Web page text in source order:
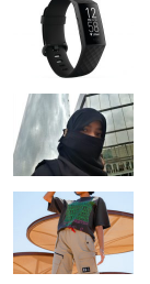
ى
ع
ل
ا
ج
ا
ت
ا
ف
ي
د
-
1
9